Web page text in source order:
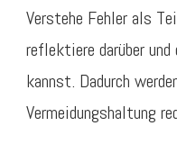
Verstehe Fehler als
reflektiere darüber und
kannst. Dadurch
Vermeidungshaltung